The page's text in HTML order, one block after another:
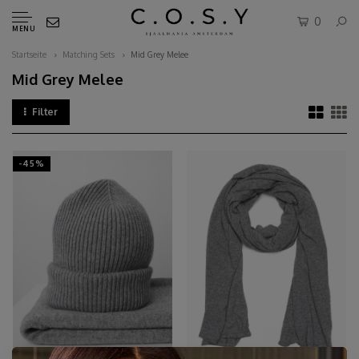
MENU
0
Startseite Matching Sets Mid Grey Melee
Mid Grey Melee
Filter
-45%